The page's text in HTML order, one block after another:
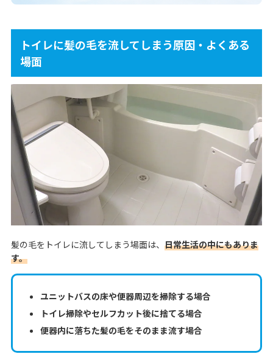
トイレに髪の毛を流してしまう原因・よくある
場面
髪の毛をトイレに流してしまう場面は、 日常生活の中にもありま
す。
ユニットバスの床や便器周辺を掃除する場合
トイレ掃除やセルフカット後に捨てる場合
便器内に落ちた髪の毛をそのまま流す場合